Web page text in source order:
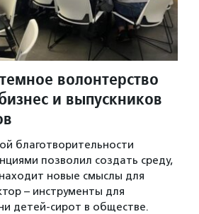
волонтерство
и выпускников
благотворительности
позволил создать среду,
новые смыслы для
– инструменты для
детей-сирот в обществе.